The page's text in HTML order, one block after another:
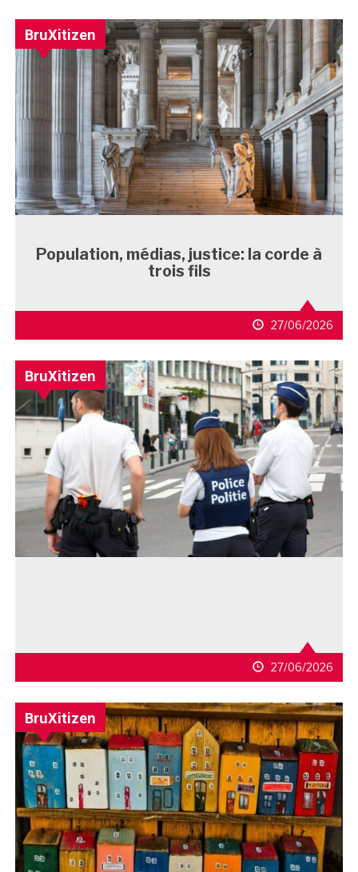
BruXitizen
Population, médias, justice: la corde à
trois fils
27/06/2026
BruXitizen
27/06/2026
BruXitizen